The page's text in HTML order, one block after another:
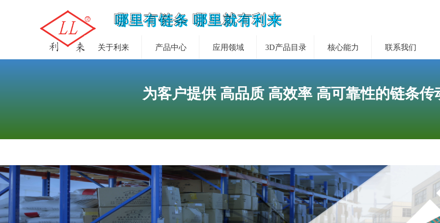
关于利来 产品中心 应用领域 3D产品目录 核心能力 联系我们
哪里有链条 哪里就有利来
为客户提供 高品质 高效率 高可靠性的链条传